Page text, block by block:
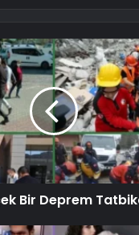
Bir Deprem